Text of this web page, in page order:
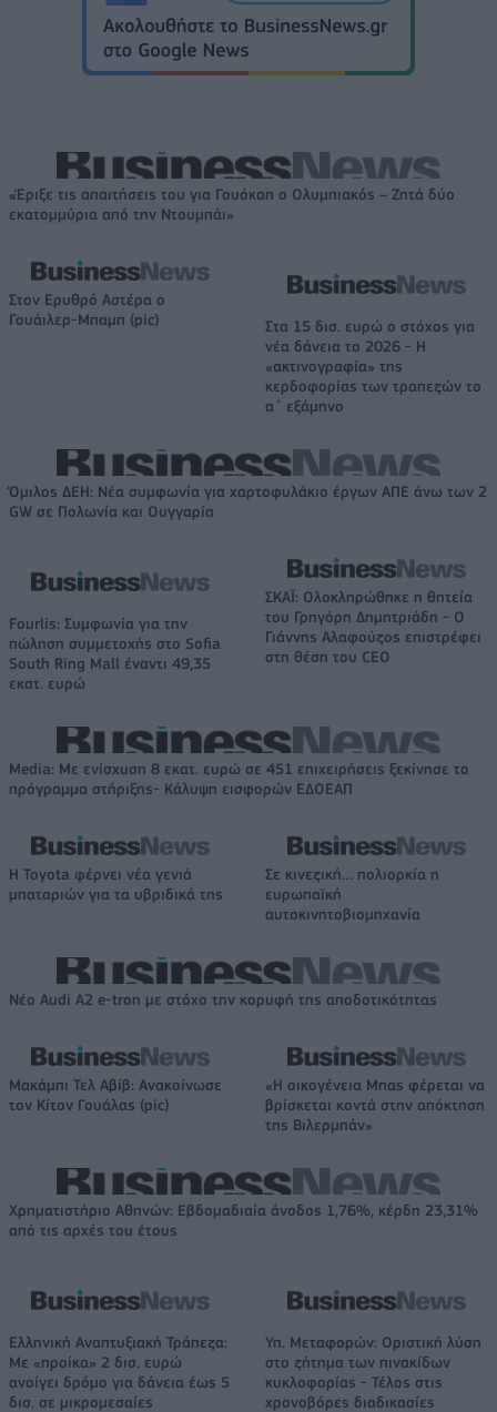
«Έριξε τις απαιτήσεις του για Γουόκαπ ο Ολυμπιακός – Ζητά δύο
εκατομμύρια από την Ντουμπάι»
Στον Ερυθρό Αστέρα ο
Γουάιλερ-Μπαμπ (pic)
Στα 15 δισ. ευρώ ο στόχος για
νέα δάνεια το 2026 - Η
«ακτινογραφία» της
κερδοφορίας των τραπεζών το
α΄ εξάμηνο
Όμιλος ΔΕΗ: Νέα συμφωνία για χαρτοφυλάκιο έργων ΑΠΕ άνω των 2
GW σε Πολωνία και Ουγγαρία
Fourlis: Συμφωνία για την
πώληση συμμετοχής στο Sofia
South Ring Mall έναντι 49,35
εκατ. ευρώ
ΣΚΑΪ: Ολοκληρώθηκε η θητεία
του Γρηγόρη Δημητριάδη - Ο
Γιάννης Αλαφούζος επιστρέφει
στη θέση του CEO
Media: Με ενίσχυση 8 εκατ. ευρώ σε 451 επιχειρήσεις ξεκίνησε το
πρόγραμμα στήριξης- Κάλυψη εισφορών ΕΔΟΕΑΠ
Η Toyota φέρνει νέα γενιά
μπαταριών για τα υβριδικά της
Σε κινεζική… πολιορκία η
ευρωπαϊκή
αυτοκινητοβιομηχανία
Νέο Audi A2 e-tron με στόχο την κορυφή της αποδοτικότητας
Μακάμπι Τελ Αβίβ: Ανακοίνωσε
τον Κίτον Γουάλας (pic)
«Η οικογένεια Μπας φέρεται να
βρίσκεται κοντά στην απόκτηση
της Βιλερμπάν»
Χρηματιστήριο Αθηνών: Εβδομαδιαία άνοδος 1,76%, κέρδη 23,31%
από τις αρχές του έτους
Ελληνική Αναπτυξιακή Τράπεζα:
Με «προίκα» 2 δισ. ευρώ
ανοίγει δρόμο για δάνεια έως 5
δισ. σε μικρομεσαίες
Υπ. Μεταφορών: Οριστική λύση
στο ζήτημα των πινακίδων
κυκλοφορίας - Τέλος στις
χρονοβόρες διαδικασίες